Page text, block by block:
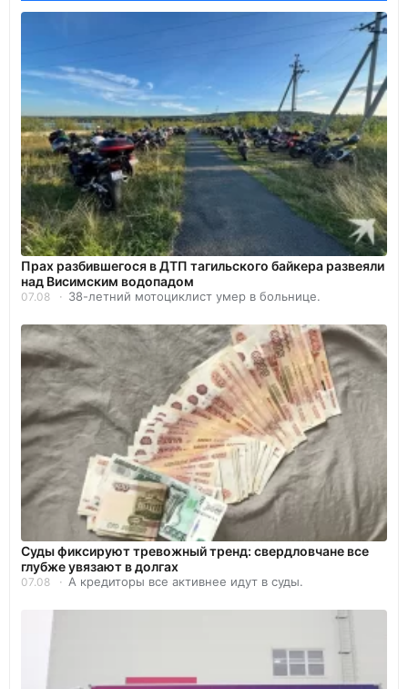
Прах разбившегося в ДТП тагильского байкера развеяли
над Висимским водопадом
07.08 38-летний мотоциклист умер в больнице.
Суды фиксируют тревожный тренд: свердловчане все
глубже увязают в долгах
07.08 А кредиторы все активнее идут в суды.